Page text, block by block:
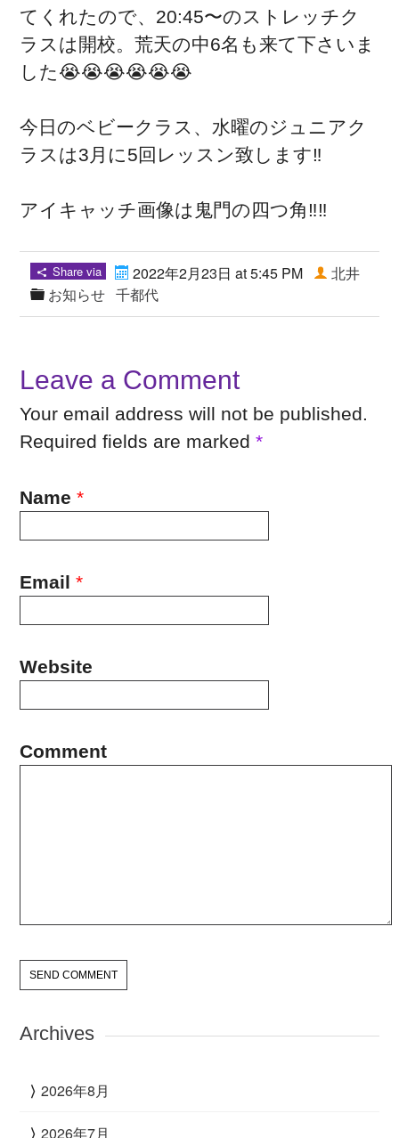
てくれたので、20:45〜のストレッチク
ラスは開校。荒天の中6名も来て下さいま
した😭😭😭😭😭😭
今日のベビークラス、水曜のジュニアク
ラスは3月に5回レッスン致します‼️
アイキャッチ画像は鬼門の四つ角‼️‼️
Share via
2022年2月23日 at 5:45 PM
お知らせ
北井
千都代
Leave a Comment
Your email address will not be published.
Required fields are marked*
Name *
Email *
Website
Comment
Archives
2026年8月
2026年7月